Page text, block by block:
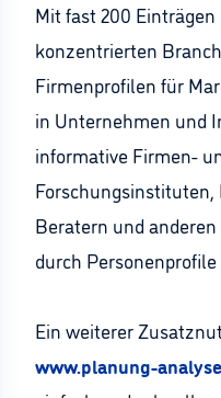
Mit fast 200
konzentrierten
Firmenprofilen für
in Unternehmen und
informative Firmen-
Forschungsinstituten,
Beratern und
durch
Ein weiterer
www.planung-